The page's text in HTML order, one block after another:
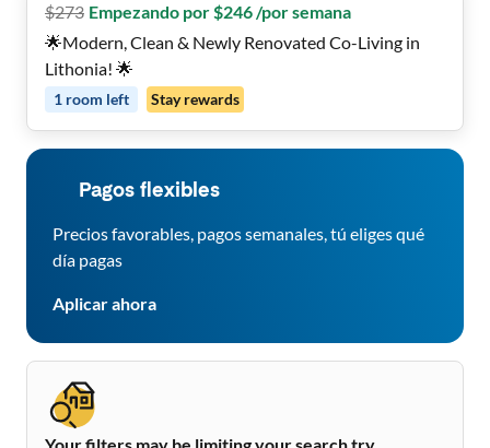
$273 Empezando por $246 /por semana
🌟Modern, Clean & Newly Renovated Co-Living in
Lithonia! 🌟
1 room left Stay rewards
Pagos flexibles
Precios favorables, pagos semanales, tú eliges qué
día pagas
Aplicar ahora